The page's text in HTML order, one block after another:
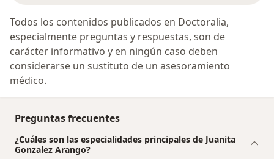
Todos los contenidos publicados en Doctoralia,
especialmente preguntas y respuestas, son de
carácter informativo y en ningún caso deben
considerarse un sustituto de un asesoramiento
médico.
Preguntas frecuentes
¿Cuáles son las especialidades principales de Juanita
Gonzalez Arango?